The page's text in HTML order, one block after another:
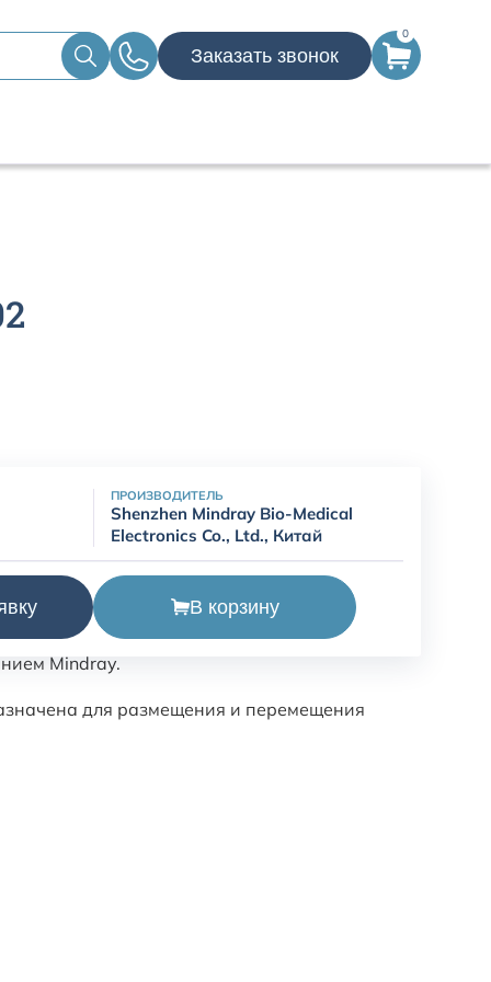
Заказать звонок
0
ПРОИЗВОДИТЕЛЬ
Shenzhen Mindray Bio-Medical
Electronics Co., Ltd., Китай
В корзину
DJ20-0037-002.
учитывать назначение изделия и
Mindray.
для размещения и перемещения